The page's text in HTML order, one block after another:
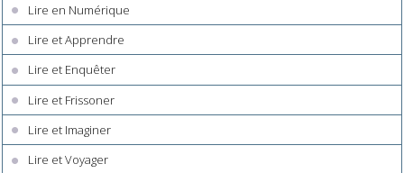
Lire en Numérique
Lire et Apprendre
Lire et Enquêter
Lire et Frissoner
Lire et Imaginer
Lire et Voyager